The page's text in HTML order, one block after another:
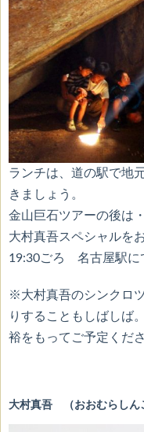
ランチは、道の駅で地
きましょう。
金山巨石ツアーの後は
大村真吾スペシャルを
19:30ごろ 名古屋駅に
※大村真吾のシンクロ
りすることもしばしば
裕をもってご予定くだ
大村真吾 （おおむらしん